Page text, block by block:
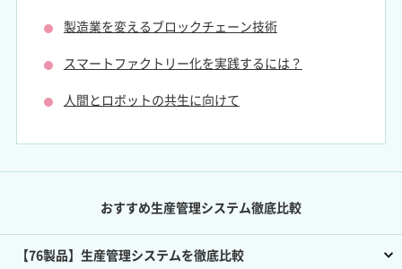
製造業を変えるブロックチェーン技術
スマートファクトリー化を実践するには？
人間とロボットの共生に向けて
おすすめ生産管理システム徹底比較
【76製品】生産管理システムを徹底比較